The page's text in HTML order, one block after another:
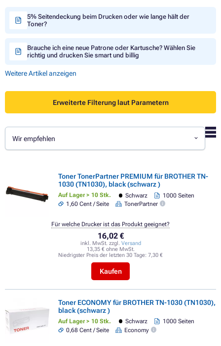
5% Seitendeckung beim Drucken oder wie lange hält der
Toner?
Brauche ich eine neue Patrone oder Kartusche? Wählen Sie
richtig und drucken Sie smart und billig
Weitere Artikel anzeigen
Erweiterte Filterung laut Parametern
Wir empfehlen
Toner TonerPartner PREMIUM für BROTHER TN-
1030 (TN1030), black (schwarz )
Auf Lager > 10 Stk. Schwarz
1000 Seiten
1,60 Cent / Seite
TonerPartner
16,02 €
inkl. MwSt. zzgl. Versand
13,35 € ohne MwSt.
Niedrigster Preis der letzten 30 Tage: 7,30 €
Kaufen
Für welche Drucker ist das Produkt geeignet?
Toner ECONOMY für BROTHER TN-1030 (TN1030),
black (schwarz )
Auf Lager > 10 Stk. Schwarz
1000 Seiten
0,68 Cent / Seite
Economy